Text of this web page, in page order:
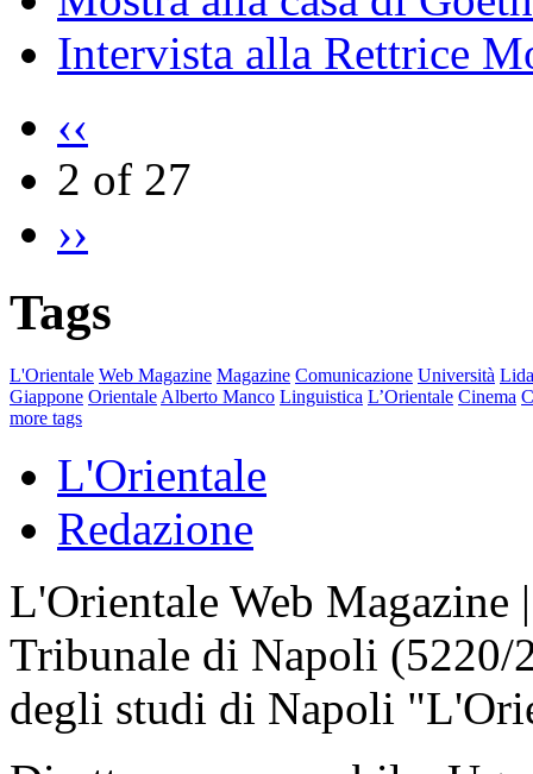
Intervista alla Rettrice
‹‹
2 of 27
››
Tags
L'Orientale Web Magazine Magazine Comunicazione Università
Giappone Orientale Alberto Manco Linguistica L’Orientale Cinema
more tags
L'Orientale
Redazione
L'Orientale Web Magazine
Tribunale di Napoli
degli studi di Napoli